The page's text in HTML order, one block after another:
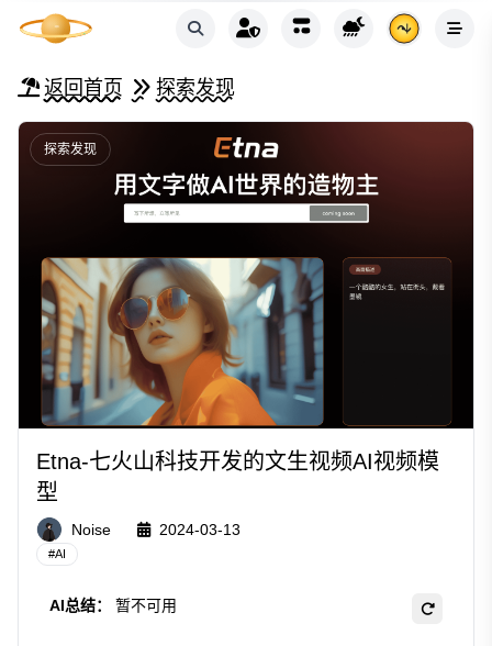
返回首页 探索发现
探索发现
Etna-七火山科技开发的文生视频AI视频模
型
Noise 2024-03-13
#AI
AI总结： 暂不可用